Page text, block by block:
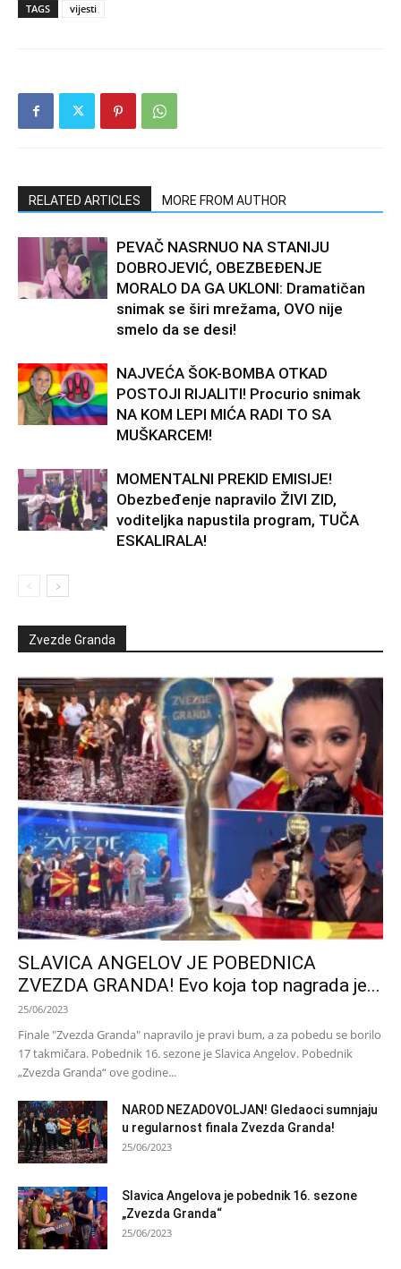
TAGS vijesti
RELATED ARTICLES MORE FROM AUTHOR
PEVAČ NASRNUO NA STANIJU
DOBROJEVIĆ, OBEZBEĐENJE
MORALO DA GA UKLONI: Dramatičan
snimak se širi mrežama, OVO nije
smelo da se desi!
NAJVEĆA ŠOK-BOMBA OTKAD
POSTOJI RIJALITI! Procurio snimak
NA KOM LEPI MIĆA RADI TO SA
MUŠKARCEM!
MOMENTALNI PREKID EMISIJE!
Obezbeđenje napravilo ŽIVI ZID,
voditeljka napustila program, TUČA
ESKALIRALA!
Zvezde Granda
SLAVICA ANGELOV JE POBEDNICA
ZVEZDA GRANDA! Evo koja top nagrada je...
25/06/2023
Finale "Zvezda Granda" napravilo je pravi bum, a za pobedu se borilo
17 takmičara. Pobednik 16. sezone je Slavica Angelov. Pobednik
„Zvezda Granda“ ove godine...
NAROD NEZADOVOLJAN! Gledaoci sumnjaju
u regularnost finala Zvezda Granda!
25/06/2023
Slavica Angelova je pobednik 16. sezone
„Zvezda Granda“
25/06/2023